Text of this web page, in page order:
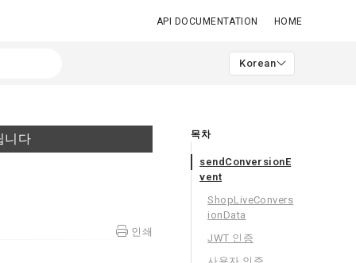
API DOCUMENTATION HOME
Korean
니다
인쇄
목차
sendConversionE
vent
ShopLiveConvers
ionData
JWT 인증